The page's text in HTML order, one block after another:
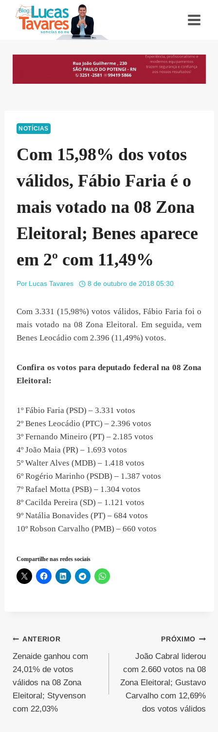
NOTÍCIAS
Com 15,98% dos votos
válidos, Fábio Faria é o
mais votado na 08 Zona
Eleitoral; Benes aparece
em 2º com 11,49%
Por Lucas Tavares 8 de outubro de 2018 05:30
Com 3.331 (15,98%) votos válidos, Fábio Faria foi o
mais votado na 08 Zona Eleitoral. Em seguida, vem
Benes Leocádio com 2.396 (11,49%) votos.
Confira os votos para deputado federal na 08 Zona
Eleitoral:
1º Fábio Faria (PSD) – 3.331 votos
2º Benes Leocádio (PTC) – 2.396 votos
3º Fernando Mineiro (PT) – 2.185 votos
4º João Maia (PR) – 1.693 votos
5º Walter Alves (MDB) – 1.418 votos
6º Rogério Marinho (PSDB) – 1.387 votos
7º Rafael Motta (PSB) – 1.304 votos
8º Cacilda Pereira (SD) – 1.121 votos
9º Natália Bonavides (PT) – 684 votos
10º Robson Carvalho (PMB) – 660 votos
Compartilhe nas redes sociais
Navegação
de
Post
ANTERIOR
Zenaide ganhou com
24,01% de votos
válidos na 08 Zona
Eleitoral; Styvenson
com 22,03%
PRÓXIMO
João Cabral liderou
com 2.660 votos na 08
Zona Eleitoral; Gustavo
Carvalho com 12,69%
dos votos válidos